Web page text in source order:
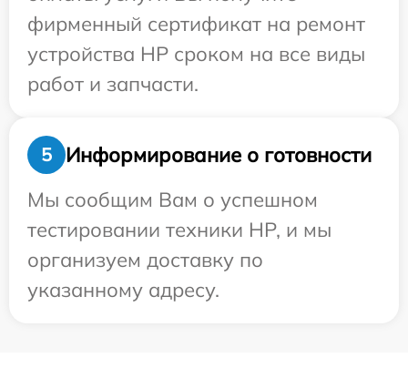
фирменный сертификат на ремонт
устройства HP сроком на все виды
работ и запчасти.
5
Информирование о готовности
Мы сообщим Вам о успешном
тестировании техники HP, и мы
организуем доставку по
указанному адресу.